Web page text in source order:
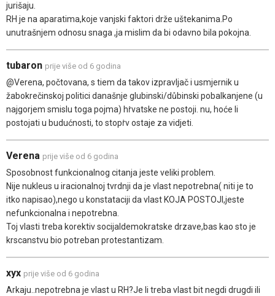
jurišaju.
RH je na aparatima,koje vanjski faktori drže uštekanima.Po
unutrašnjem odnosu snaga ,ja mislim da bi odavno bila pokojna.
tubaron prije više od 6 godina
@Verena, počtovana, s tiem da takov izpravljač i usmjernik u
žabokrečinskoj politici današnje glubinski/důbinski pobalkanjene (u
najgorjem smislu toga pojma) hṙvatske ne postoji. nu, hoće li
postojati u budućnosti, to stopṙv ostaje za vidjeti.
Verena prije više od 6 godina
Sposobnost funkcionalnog citanja jeste veliki problem.
Nije nukleus u iracionalnoj tvrdnji da je vlast nepotrebna( niti je to
itko napisao),nego u konstataciji da vlast KOJA POSTOJI,jeste
nefunkcionalna i nepotrebna.
Toj vlasti treba korektiv socijaldemokratske drzave,bas kao sto je
krscanstvu bio potreban protestantizam.
xyx prije više od 6 godina
Arkaju..nepotrebna je vlast u RH?Je li treba vlast bit negdi drugdi ili